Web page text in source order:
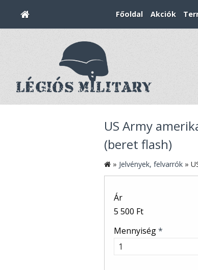
Főoldal Akciók
US Army
(beret flash)
» Jelvények, felvarrók »
Ár
5 500 Ft
Mennyiség*